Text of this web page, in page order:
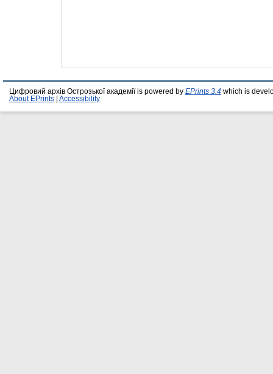
Цифровий архів Острозької академії is powered by EPrints 3.4 which is
About EPrints
Accessibility